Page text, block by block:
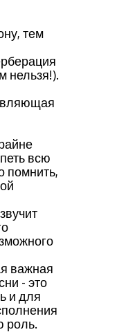
тем
нельзя!).
всю
помнить,
важная
- это
и для
роль.